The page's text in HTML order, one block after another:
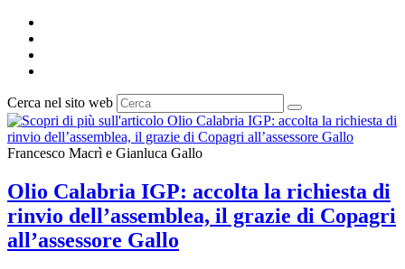
Cerca nel sito web
Francesco Macrì e Gianluca Gallo
Olio Calabria IGP: accolta la richiesta di
rinvio dell’assemblea, il grazie di Copagri
all’assessore Gallo